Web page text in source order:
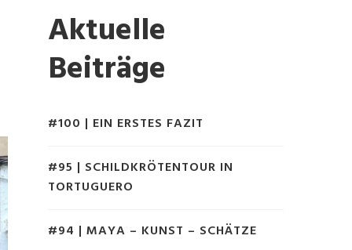
Aktuelle
Beiträge
#100 | EIN ERSTES FAZIT
#95 | SCHILDKRÖTENTOUR IN
TORTUGUERO
#94 | MAYA – KUNST – SCHÄTZE